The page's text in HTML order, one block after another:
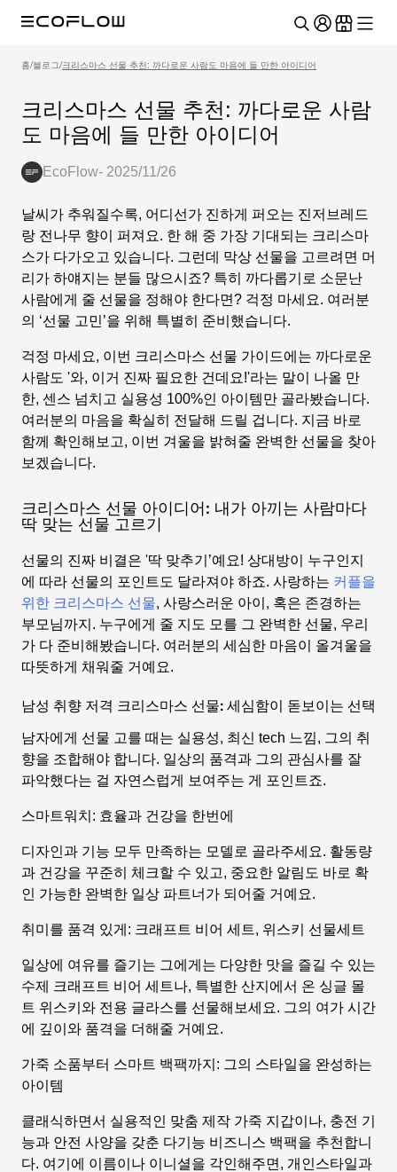
홈/블로그/크리스마스 선물 추천: 까다로운 사람도 마음에 들 만한 아이디어
크리스마스 선물 추천: 까다로운 사람
도 마음에 들 만한 아이디어
EcoFlow- 2025/11/26
날씨가 추워질수록, 어디선가 진하게 퍼오는 진저브레드
랑 전나무 향이 퍼져요. 한 해 중 가장 기대되는 크리스마
스가 다가오고 있습니다. 그런데 막상 선물을 고르려면 머
리가 하얘지는 분들 많으시죠? 특히 까다롭기로 소문난
사람에게 줄 선물을 정해야 한다면? 걱정 마세요. 여러분
의 ‘선물 고민’을 위해 특별히 준비했습니다.
걱정 마세요, 이번 크리스마스 선물 가이드에는 까다로운
사람도 '와, 이거 진짜 필요한 건데요!'라는 말이 나올 만
한, 센스 넘치고 실용성 100%인 아이템만 골라봤습니다.
여러분의 마음을 확실히 전달해 드릴 겁니다. 지금 바로
함께 확인해보고, 이번 겨울을 밝혀줄 완벽한 선물을 찾아
보겠습니다.
크리스마스 선물 아이디어: 내가 아끼는 사람마다
딱 맞는 선물 고르기
선물의 진짜 비결은 '딱 맞추기’예요! 상대방이 누구인지
에 따라 선물의 포인트도 달라져야 하죠. 사랑하는 커플을
위한 크리스마스 선물, 사랑스러운 아이, 혹은 존경하는
부모님까지. 누구에게 줄 지도 모를 그 완벽한 선물, 우리
가 다 준비해봤습니다. 여러분의 세심한 마음이 올겨울을
따뜻하게 채워줄 거예요.
남성 취향 저격 크리스마스 선물: 세심함이 돋보이는 선택
남자에게 선물 고를 때는 실용성, 최신 tech 느낌, 그의 취
향을 조합해야 합니다. 일상의 품격과 그의 관심사를 잘
파악했다는 걸 자연스럽게 보여주는 게 포인트죠.
스마트워치: 효율과 건강을 한번에
디자인과 기능 모두 만족하는 모델로 골라주세요. 활동량
과 건강을 꾸준히 체크할 수 있고, 중요한 알림도 바로 확
인 가능한 완벽한 일상 파트너가 되어줄 거예요.
취미를 품격 있게: 크래프트 비어 세트, 위스키 선물세트
일상에 여유를 즐기는 그에게는 다양한 맛을 즐길 수 있는
수제 크래프트 비어 세트나, 특별한 산지에서 온 싱글 몰
트 위스키와 전용 글라스를 선물해보세요. 그의 여가 시간
에 깊이와 품격을 더해줄 거예요.
가죽 소품부터 스마트 백팩까지: 그의 스타일을 완성하는
아이템
클래식하면서 실용적인 맞춤 제작 가죽 지갑이나, 충전 기
능과 안전 사양을 갖춘 다기능 비즈니스 백팩을 추천합니
다. 여기에 이름이나 이니셜을 각인해주면, 개인스타일과